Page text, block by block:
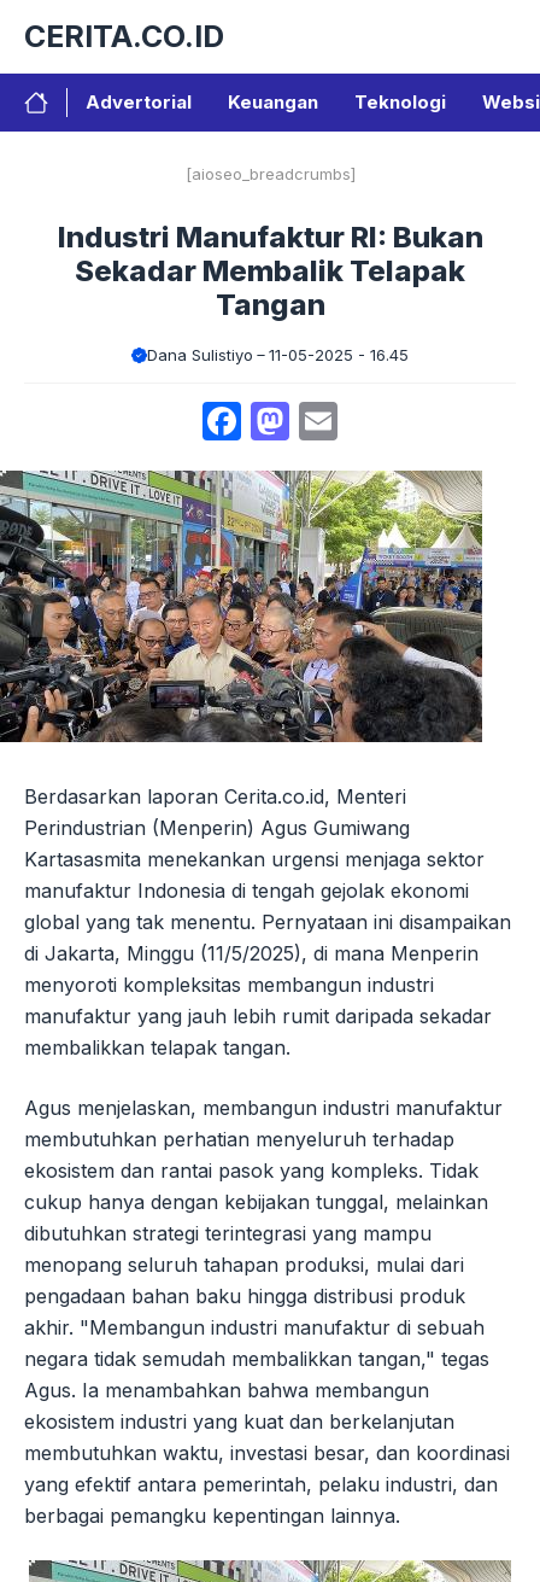
isi
CERITA.CO.ID
Advertorial Keuangan Teknologi
[aioseo_breadcrumbs]
Industri Manufaktur RI: Bukan
Sekadar Membalik Telapak
Tangan
Dana Sulistiyo 11-05-2025 - 16.45
Facebook
Mastodon
Berdasarkan laporan Cerita.co.id, Menteri
Perindustrian (Menperin) Agus Gumiwang
Kartasasmita menekankan urgensi menjaga sektor
manufaktur Indonesia di tengah gejolak ekonomi
global yang tak menentu. Pernyataan ini disampaikan
di Jakarta, Minggu (11/5/2025), di mana Menperin
menyoroti kompleksitas membangun industri
manufaktur yang jauh lebih rumit daripada sekadar
membalikkan telapak tangan.
Agus menjelaskan, membangun industri manufaktur
membutuhkan perhatian menyeluruh terhadap
ekosistem dan rantai pasok yang kompleks. Tidak
cukup hanya dengan kebijakan tunggal, melainkan
dibutuhkan strategi terintegrasi yang mampu
menopang seluruh tahapan produksi, mulai dari
pengadaan bahan baku hingga distribusi produk
akhir. "Membangun industri manufaktur di sebuah
negara tidak semudah membalikkan tangan," tegas
Agus. Ia menambahkan bahwa membangun
ekosistem industri yang kuat dan berkelanjutan
membutuhkan waktu, investasi besar, dan koordinasi
yang efektif antara pemerintah, pelaku industri, dan
berbagai pemangku kepentingan lainnya.